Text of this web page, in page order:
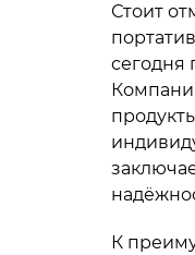
Стоит
сегодня
К